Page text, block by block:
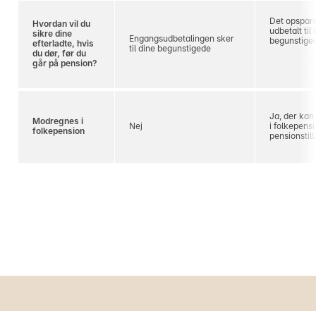
Hvordan vil du
sikre dine
efterladte, hvis
du dør, før du
går på pension?
Engangsudbetalingen sker
til dine begunstigede
Det
udbetalt til
Modregnes i
folkepension
Nej
Ja, der
i